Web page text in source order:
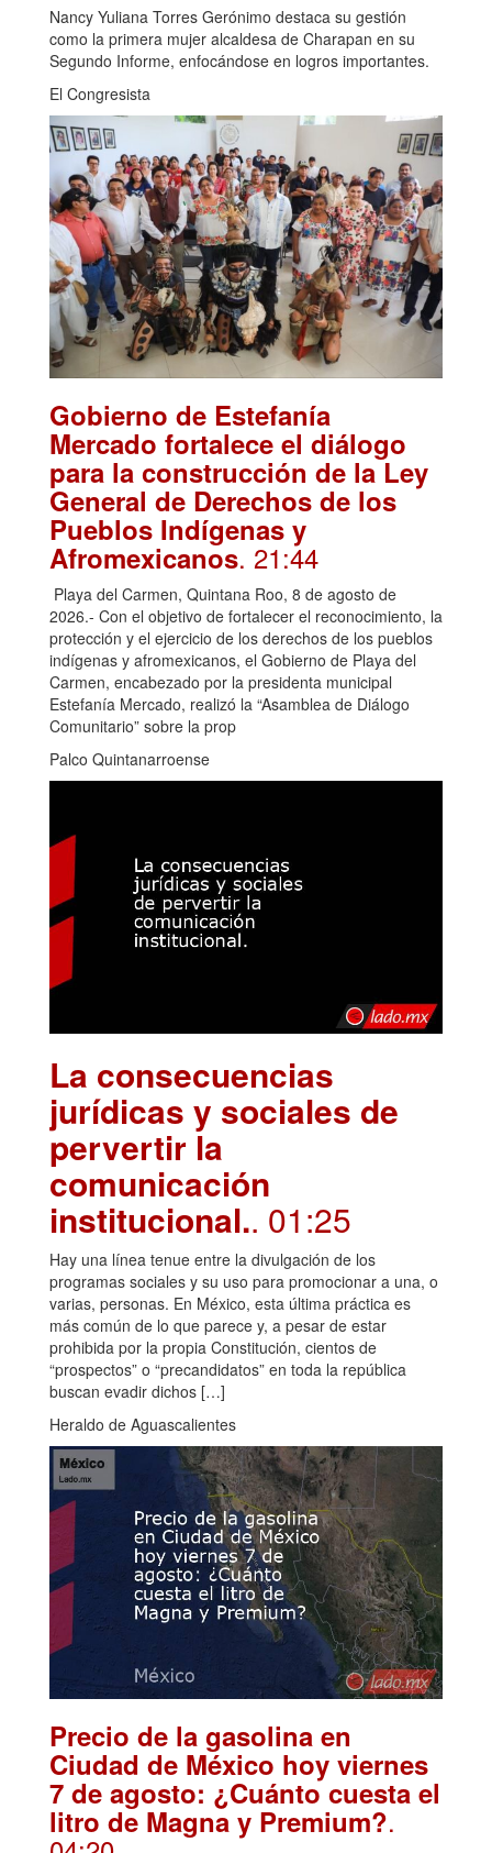
Nancy Yuliana Torres Gerónimo destaca su gestión
como la primera mujer alcaldesa de Charapan en su
Segundo Informe, enfocándose en logros importantes.
El Congresista
Gobierno de Estefanía
Mercado fortalece el diálogo
para la construcción de la Ley
General de Derechos de los
Pueblos Indígenas y
Afromexicanos. 21:44
Playa del Carmen, Quintana Roo, 8 de agosto de
2026.- Con el objetivo de fortalecer el reconocimiento, la
protección y el ejercicio de los derechos de los pueblos
indígenas y afromexicanos, el Gobierno de Playa del
Carmen, encabezado por la presidenta municipal
Estefanía Mercado, realizó la “Asamblea de Diálogo
Comunitario” sobre la prop
Palco Quintanarroense
La consecuencias
jurídicas y sociales de
pervertir la
comunicación
institucional.. 01:25
Hay una línea tenue entre la divulgación de los
programas sociales y su uso para promocionar a una, o
varias, personas. En México, esta última práctica es
más común de lo que parece y, a pesar de estar
prohibida por la propia Constitución, cientos de
“prospectos” o “precandidatos” en toda la república
buscan evadir dichos […]
Heraldo de Aguascalientes
Precio de la gasolina en
Ciudad de México hoy viernes
7 de agosto: ¿Cuánto cuesta el
litro de Magna y Premium?.